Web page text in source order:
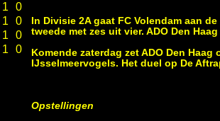
1
0
1
0
1
0
1 0
In Divisie 2A gaat FC Volendam aan
tweede met zes uit vier. ADO Den
Komende zaterdag zet ADO Den
IJsselmeervogels. Het duel op De
Opstellingen